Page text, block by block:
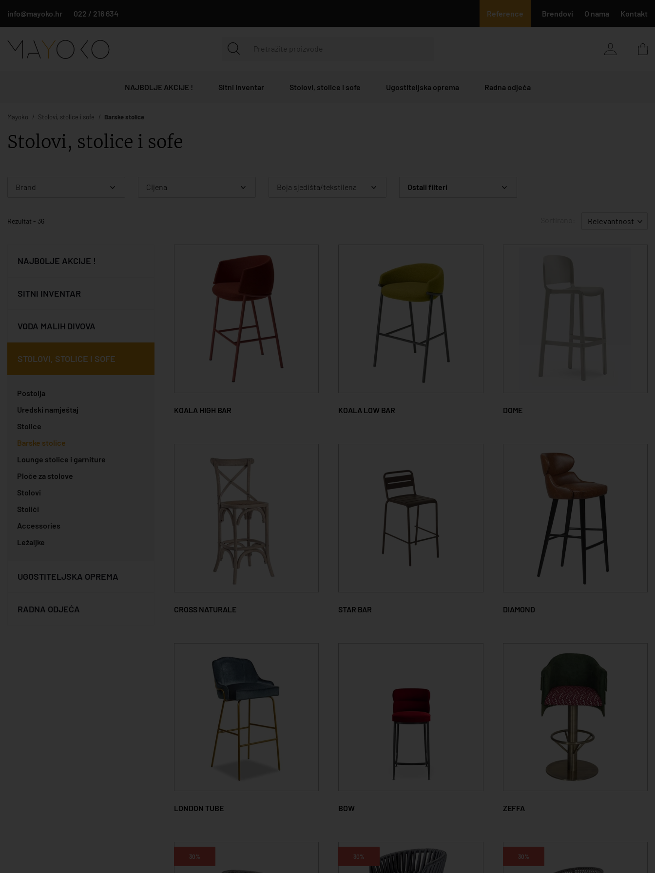
info@mayoko.hr 022 / 216 634 Reference Brendovi O nama Kontakt
NAJBOLJE AKCIJE ! Sitni inventar Stolovi, stolice i sofe Ugostiteljska oprema Radna odjeća
Mayoko Stolovi, stolice i sofe Barske stolice
Stolovi, stolice i sofe
Brand Cijena Boja sjedišta/tekstilena Ostali filteri
Rezultat - 36 Relevantnost
NAJBOLJE AKCIJE !
SITNI INVENTAR
VODA MALIH DIVOVA
STOLOVI, STOLICE I SOFE
Postolja
Uredski namještaj
Stolice
Barske stolice
Lounge stolice i garniture
Ploče za stolove
Stolovi
Stolići
Accessories
Ležaljke
UGOSTITELJSKA OPREMA
RADNA ODJEĆA
KOALA HIGH BAR KOALA LOW BAR DOME
CROSS NATURALE STAR BAR DIAMOND
LONDON TUBE BOW ZEFFA
30% 30% 30%